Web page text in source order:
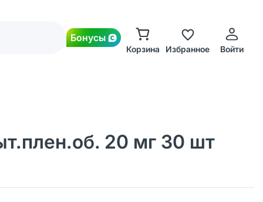
Бонусы
Корзина Избранное Войти
20 мг 30 шт